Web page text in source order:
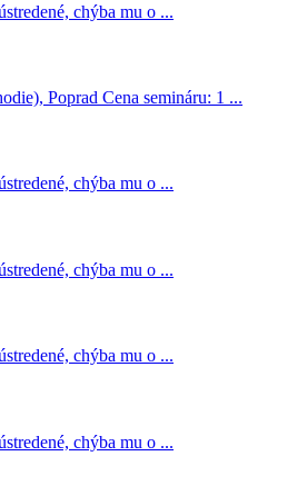
chýba mu o ...
Poprad Cena semináru: 1 ...
chýba mu o ...
chýba mu o ...
chýba mu o ...
chýba mu o ...